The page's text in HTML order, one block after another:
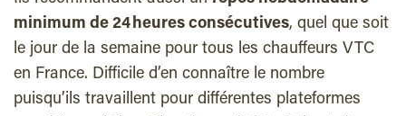
minimum de 24 heures consécutives, quel que soit
le jour de la semaine pour tous les chauffeurs VTC
en France. Difficile d’en connaître le nombre
puisqu’ils travaillent pour différentes plateformes